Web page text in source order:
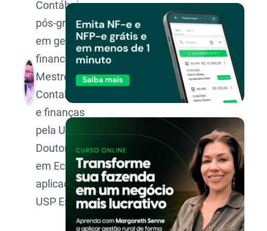
Contábeis,
pós-graduado
em gestão
financeira,
Mestre em
Contabilidade
e finanças
pela UFMG,
Doutorando
em Economia
aplicada pela
USP Esalq.